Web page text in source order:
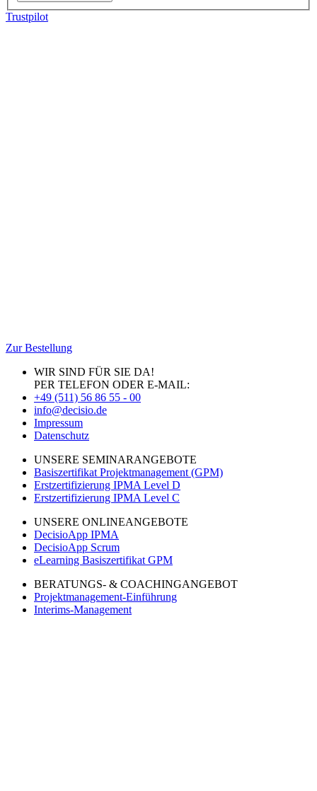
Trustpilot
Zur Bestellung
WIR SIND FÜR SIE DA!
PER TELEFON ODER E-MAIL:
+49 (511) 56 86 55 - 00
info@decisio.de
Impressum
Datenschutz
UNSERE SEMINARANGEBOTE
Basiszertifikat Projektmanagement (GPM)
Erstzertifizierung IPMA Level D
Erstzertifizierung IPMA Level C
UNSERE ONLINEANGEBOTE
DecisioApp IPMA
DecisioApp Scrum
eLearning Basiszertifikat GPM
BERATUNGS- & COACHINGANGEBOT
Projektmanagement-Einführung
Interims-Management